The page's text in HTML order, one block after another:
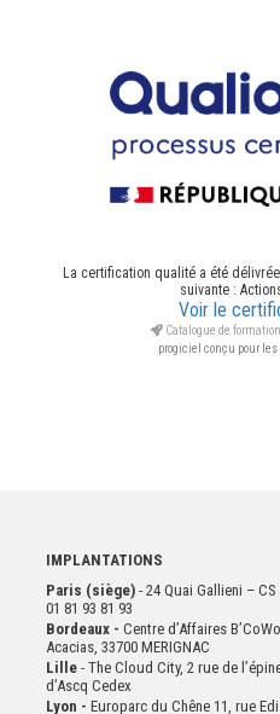
La certification qualité a été
suivante :
Voir le
Catalogue de
progiciel conçu pour
IMPLANTATIONS
Paris (siège) - 24 Quai Gallieni – CS
01 81 93 81 93
Bordeaux - Centre d’Affaires
Acacias, 33700 MERIGNAC
Lille- The Cloud City, 2 rue de
d’Ascq Cedex
Lyon - Europarc du Chêne 11, rue